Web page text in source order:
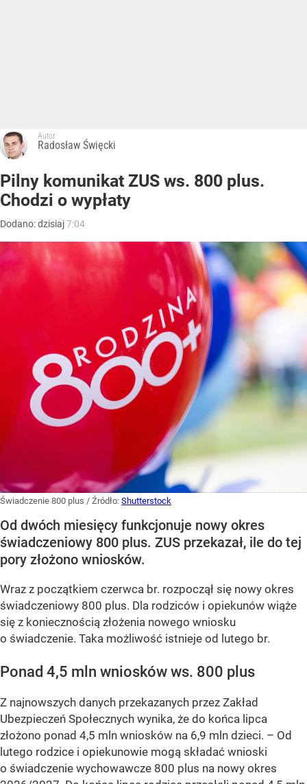
Autor:
Radosław Święcki
Pilny komunikat ZUS ws. 800 plus.
Chodzi o wypłaty
Dodano:dzisiaj7:04
Świadczenie 800 plus / Źródło: Shutterstock
Od dwóch miesięcy funkcjonuje nowy okres
świadczeniowy 800 plus. ZUS przekazał, ile do tej
pory złożono wniosków.
Wraz z początkiem czerwca br. rozpoczął się nowy okres
świadczeniowy 800 plus. Dla rodziców i opiekunów wiąże
się z koniecznością złożenia nowego wniosku
o świadczenie. Taka możliwość istnieje od lutego br.
Ponad 4,5 mln wniosków ws. 800 plus
Z najnowszych danych przekazanych przez Zakład
Ubezpieczeń Społecznych wynika, że do końca lipca
złożono ponad 4,5 mln wniosków na 6,9 mln dzieci. – Od
lutego rodzice i opiekunowie mogą składać wnioski
o świadczenie wychowawcze 800 plus na nowy okres